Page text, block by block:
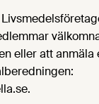
eller att anmäla